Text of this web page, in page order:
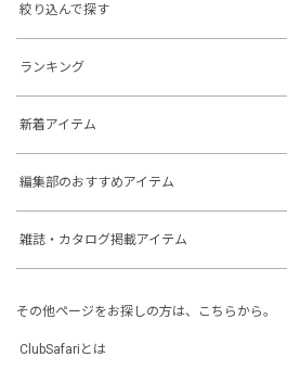
絞り込んで探す
ランキング
新着アイテム
編集部のおすすめアイテム
雑誌・カタログ掲載アイテム
その他ページをお探しの方は、こちらから。
ClubSafariとは